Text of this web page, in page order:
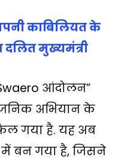
का‍बिलियत के
मुख्‍यमंत्री
आंदोलन”
अभियान के
गया है. यह अब
बन गया है, जिसने